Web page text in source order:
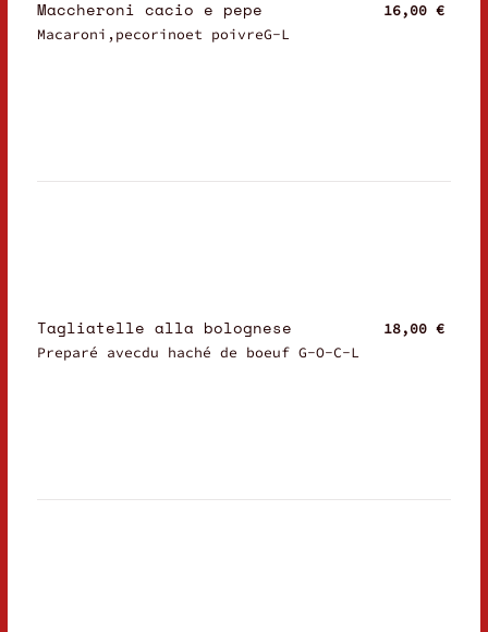
Maccheroni cacio e pepe
Macaroni,pecorinoet poivreG-L
16,00 €
Tagliatelle alla bolognese
Preparé avecdu haché de boeuf G-O-C-L
18,00 €